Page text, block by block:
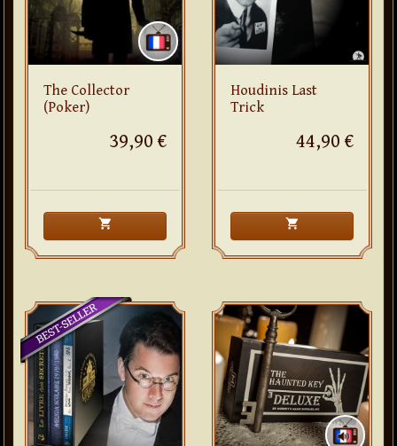
The Collector
(Poker)
39,90 €
shopping_cart
Houdinis Last
Trick
44,90 €
shopping_cart